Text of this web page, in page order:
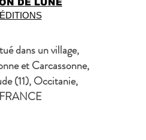
DE LUNE
ÉDITIONS
dans un village,
et Carcassonne,
(11), Occitanie,
FRANCE